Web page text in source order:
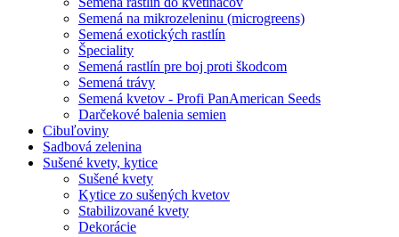
Semená na mikrozeleninu (microgreens)
Semená exotických rastlín
Špeciality
Semená rastlín pre boj proti škodcom
Semená trávy
Semená kvetov - Profi PanAmerican Seeds
Darčekové balenia semien
Cibuľoviny
Sadbová zelenina
Sušené kvety, kytice
Sušené kvety
Kytice zo sušených kvetov
Stabilizované kvety
Dekorácie